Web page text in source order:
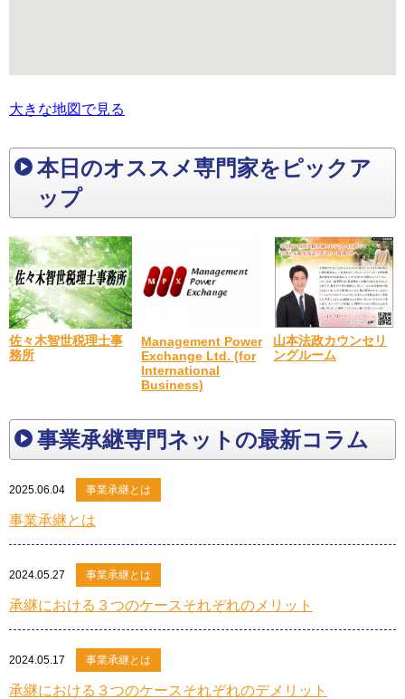
大きな地図で見る
本日のオススメ専門家をピックア
ップ
佐々木智世税理士事
務所
Management Power
Exchange Ltd. (for
International
Business)
山本法政カウンセリ
ングルーム
事業承継専門ネットの最新コラム
2025.06.04 事業承継とは
事業承継とは
2024.05.27 事業承継とは
承継における３つのケースそれぞれのメリット
2024.05.17 事業承継とは
承継における３つのケースそれぞれのデメリット